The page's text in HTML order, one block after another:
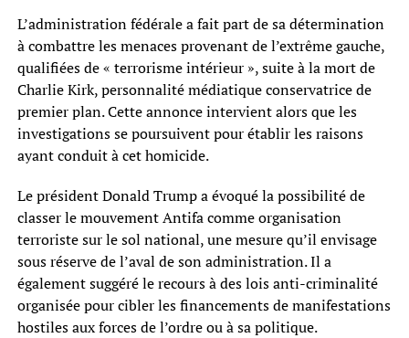
L’administration fédérale a fait part de sa détermination
à combattre les menaces provenant de l’extrême gauche,
qualifiées de « terrorisme intérieur », suite à la mort de
Charlie Kirk, personnalité médiatique conservatrice de
premier plan. Cette annonce intervient alors que les
investigations se poursuivent pour établir les raisons
ayant conduit à cet homicide.
Le président Donald Trump a évoqué la possibilité de
classer le mouvement Antifa comme organisation
terroriste sur le sol national, une mesure qu’il envisage
sous réserve de l’aval de son administration. Il a
également suggéré le recours à des lois anti-criminalité
organisée pour cibler les financements de manifestations
hostiles aux forces de l’ordre ou à sa politique.